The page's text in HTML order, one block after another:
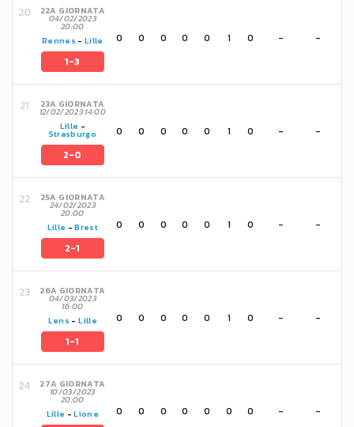
22A GIORNATA
04/02/2023
20:00
Rennes -Lille
1-3
0 0 0 0 0 1 0 - -
23A GIORNATA
12/02/2023 14:00
Lille -
Strasburgo
2-0
0 0 0 0 0 1 0 - -
25A GIORNATA
24/02/2023
20:00
Lille -Brest
2-1
0 0 0 0 0 1 0 - -
26A GIORNATA
04/03/2023
16:00
Lens -Lille
1-1
0 0 0 0 0 1 0 - -
27A GIORNATA
10/03/2023
20:00
Lille -Lione 0 0 0 0 0 0 0 - -